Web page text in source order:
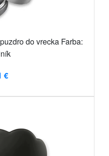
do vrecka Farba:
€